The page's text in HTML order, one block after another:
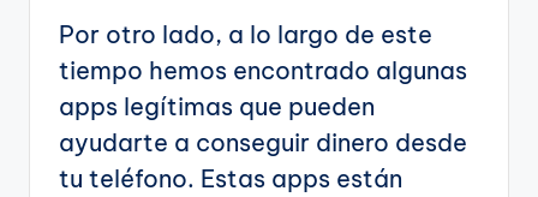
Por otro lado, a lo largo de este
tiempo hemos encontrado algunas
apps legítimas que pueden
ayudarte a conseguir dinero desde
tu teléfono. Estas apps están